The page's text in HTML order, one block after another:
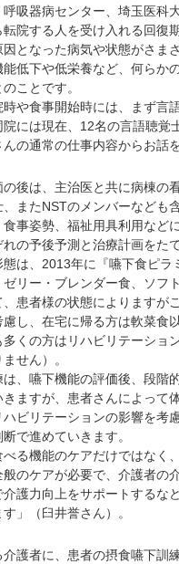
呼吸器病センター、埼玉医科
院する人を受け入れる回復
となった病気や状態がさま
低下や低栄養など、何らか
ことです。
や食事開始時には、まず言
には現在、12名の言語聴覚
の通常の仕事内容からお話
の後は、主治医と共に病棟の
またNSTのメンバーなども
事姿勢、福祉用具利用など
の予後予測と治療計画をたて
は、2013年に『嚥下食ピラ
ゼリー・ブレンダー食、ソフ
患者様の状態によりますが
し、在宅に帰る方は軟菜食
多くの方はリハビリテーショ
せん）。
、嚥下機能の評価後、段階
きますが、患者さんによって
ビリテーションの影響を考
で進めていきます。
る機能のケアだけではなく
般のケアが必要で、介護者の
護力向上をサポートするな
」（臼井誉さん）。
護者に、患者の摂食嚥下訓